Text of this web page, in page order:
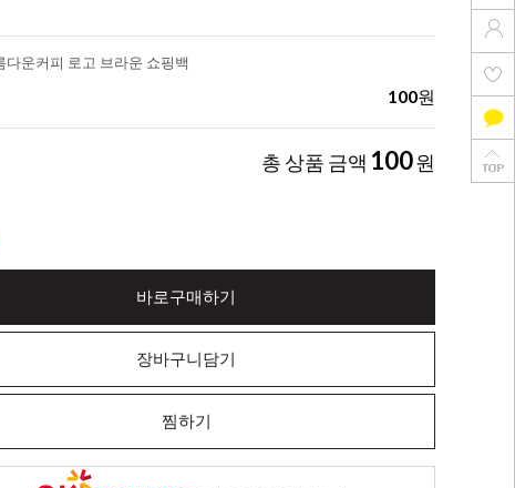
다운커피 로고 브라운 쇼핑백
100원
총 상품 금액 100원
바로구매하기
장바구니담기
찜하기